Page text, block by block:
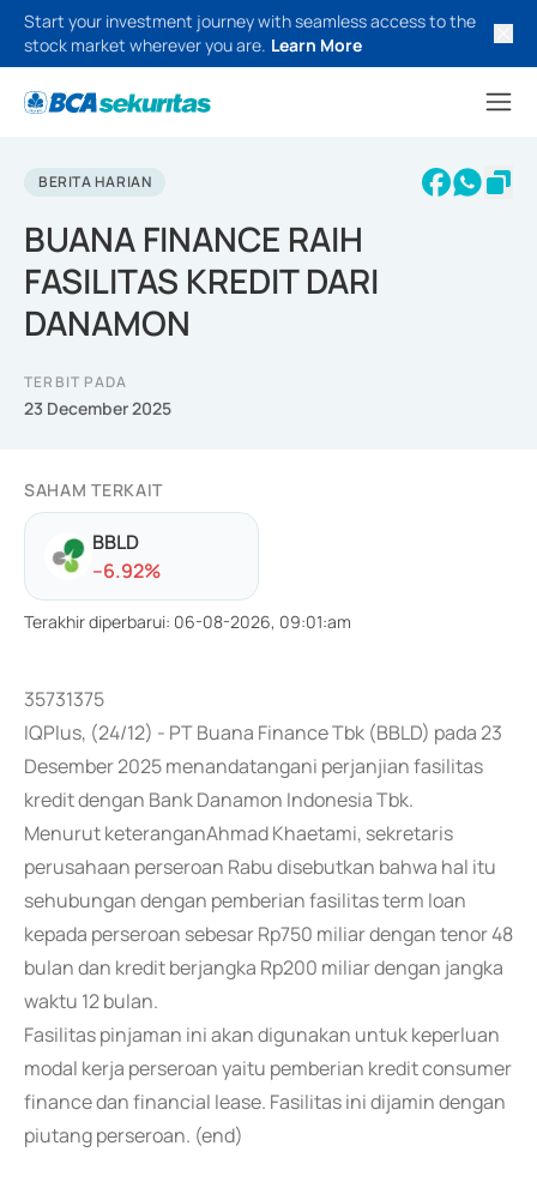
Start your investment journey with seamless access to the
stock market wherever you are. Learn More
BERITA HARIAN
BUANA FINANCE RAIH
FASILITAS KREDIT DARI
DANAMON
TERBIT PADA
23 December 2025
SAHAM TERKAIT
BBLD
--6.92%
Terakhir diperbarui: 06-08-2026, 09:01:am
35731375
IQPlus, (24/12) - PT Buana Finance Tbk (BBLD) pada 23
Desember 2025 menandatangani perjanjian fasilitas
kredit dengan Bank Danamon Indonesia Tbk.
Menurut keteranganAhmad Khaetami, sekretaris
perusahaan perseroan Rabu disebutkan bahwa hal itu
sehubungan dengan pemberian fasilitas term loan
kepada perseroan sebesar Rp750 miliar dengan tenor 48
bulan dan kredit berjangka Rp200 miliar dengan jangka
waktu 12 bulan.
Fasilitas pinjaman ini akan digunakan untuk keperluan
modal kerja perseroan yaitu pemberian kredit consumer
finance dan financial lease. Fasilitas ini dijamin dengan
piutang perseroan. (end)